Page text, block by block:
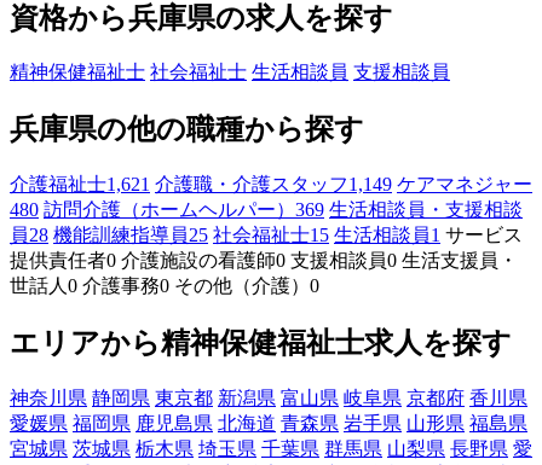
資格から兵庫県の求人を探す
精神保健福祉士 社会福祉士 生活相談員 支援相談員
兵庫県の他の職種から探す
介護福祉士1,621 介護職・介護スタッフ1,149 ケアマネジャー
480 訪問介護（ホームヘルパー） 369 生活相談員・支援相談
員28 機能訓練指導員25 社会福祉士15 生活相談員1 サービス
提供責任者0 介護施設の看護師0 支援相談員0 生活支援員・
世話人 0 介護事務0 その他（介護） 0
エリアから精神保健福祉士求人を探す
神奈川県 静岡県 東京都 新潟県 富山県 岐阜県 京都府 香川県
愛媛県 福岡県 鹿児島県 北海道 青森県 岩手県 山形県 福島県
宮城県 茨城県 栃木県 埼玉県 千葉県 群馬県 山梨県 長野県 愛